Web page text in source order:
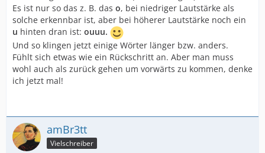
Es ist nur so das z. B. das o, bei niedriger Lautstärke als
solche erkennbar ist, aber bei höherer Lautstärke noch ein
u hinten dran ist: ouuu.
Und so klingen jetzt einige Wörter länger bzw. anders.
Fühlt sich etwas wie ein Rückschritt an. Aber man muss
wohl auch als zurück gehen um vorwärts zu kommen, denke
ich jetzt mal!
amBr3tt
Vielschreiber